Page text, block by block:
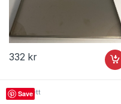
332 kr
Save
Bakebrett